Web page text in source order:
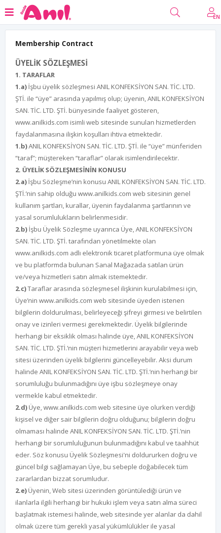
EN
Membership Contract
ÜYELİK SÖZLEŞMESİ
1. TARAFLAR
1.a) İşbu üyelik sözleşmesi ANIL KONFEKSİYON SAN. TİC. LTD.
ŞTİ. ile “üye” arasında yapılmış olup; üyenin, ANIL KONFEKSİYON
SAN. TİC. LTD. ŞTİ. bünyesinde faaliyet gösteren,
www.anilkids.com isimli web sitesinde sunulan hizmetlerden
faydalanmasına ilişkin koşulları ihtiva etmektedir.
1.b)ANIL KONFEKSİYON SAN. TİC. LTD. ŞTİ. ile “üye” münferiden
“taraf”; müştereken “taraflar” olarak isimlendirilecektir.
2. ÜYELİK SÖZLEŞMESİNİN KONUSU
2.a) İşbu Sözleşme’nin konusu ANIL KONFEKSİYON SAN. TİC. LTD.
ŞTİ.’nin sahip olduğu www.anilkids.com web sitesinin genel
kullanım şartları, kurallar, üyenin faydalanma şartlarının ve
yasal sorumlulukların belirlenmesidir.
2.b) İşbu Üyelik Sözleşme uyarınca Üye, ANIL KONFEKSİYON
SAN. TİC. LTD. ŞTİ. tarafından yönetilmekte olan
www.anilkids.com adlı elektronik ticaret platformuna üye olmak
ve bu platformda bulunan Sanal Mağazada satılan ürün
ve/veya hizmetleri satın almak istemektedir.
2.c)Taraflar arasında sözleşmesel ilişkinin kurulabilmesi için,
Üye’nin www.anilkids.com web sitesinde üyeden istenen
bilgilerin doldurulması, belirleyeceği şifreyi girmesi ve belirtilen
onay ve izinleri vermesi gerekmektedir. Üyelik bilgilerinde
herhangi bir eksiklik olması halinde üye, ANIL KONFEKSİYON
SAN. TİC. LTD. ŞTİ.’nin müşteri hizmetlerini arayabilir veya web
sitesi üzerinden üyelik bilgilerini güncelleyebilir. Aksi durum
halinde ANIL KONFEKSİYON SAN. TİC. LTD. ŞTİ.’nin herhangi bir
sorumluluğu bulunmadığını üye işbu sözleşmeye onay
vermekle kabul etmektedir.
2.d) Üye, www.anilkids.com web sitesine üye olurken verdiği
kişisel ve diğer sair bilgilerin doğru olduğunu; bilgilerin doğru
olmaması halinde ANIL KONFEKSİYON SAN. TİC. LTD. ŞTİ.’nin
herhangi bir sorumluluğunun bulunmadığını kabul ve taahhüt
eder. Söz konusu Üyelik Sözleşmesi'ni doldururken doğru ve
güncel bilgi sağlamayan Üye, bu sebeple doğabilecek tüm
zararlardan bizzat sorumludur.
2.e) Üyenin, Web sitesi üzerinden görüntülediği ürün ve
ilanlarla ilgili herhangi bir hukuki işlem veya satın alma süreci
başlatmak istemesi halinde, web sitesinde yer alanlar da dahil
olmak üzere tüm gerekli yasal yükümlülükler ile yasal